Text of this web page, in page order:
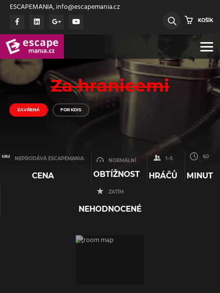
ESCAPEMANIA, info@escapemania.cz
KOŠÍK
Za hranicemi
ZAVŘENÁ FOR KDIS
NEPRODÁVÁ ESCAPEMANIA
CENA
NORMÁLNÍ
OBTÍŽNOST
1–5
HRÁČŮ
60
MINUT
ZATÍM
NEHODNOCENÉ